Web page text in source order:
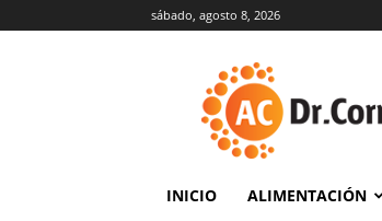
sábado, agosto 8, 2026
INICIO ALIMENTACIÓN